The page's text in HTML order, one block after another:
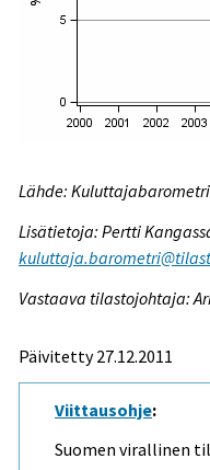
Lähde:
Lisätietoja: Pertti
Vastaava tilastojohtaja:
Päivitetty 27.12.2011
Viittausohje:
Suomen virallinen